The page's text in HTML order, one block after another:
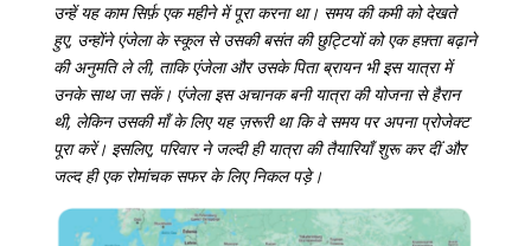
उन्हें यह काम सिर्फ़ एक महीने में पूरा करना था। समय की कमी को देखते
हुए, उन्होंने एंजेला के स्कूल से उसकी बसंत की छुट्टियों को एक हफ़्ता बढ़ाने
की अनुमति ले ली, ताकि एंजेला और उसके पिता ब्रायन भी इस यात्रा में
उनके साथ जा सकें। एंजेला इस अचानक बनी यात्रा की योजना से हैरान
थी, लेकिन उसकी माँ के लिए यह ज़रूरी था कि वे समय पर अपना प्रोजेक्ट
पूरा करें। इसलिए, परिवार ने जल्दी ही यात्रा की तैयारियाँ शुरू कर दीं और
जल्द ही एक रोमांचक सफर के लिए निकल पड़े।